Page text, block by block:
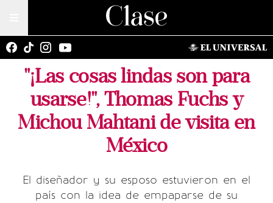
"¡Las cosas lindas son para
usarse!", Thomas Fuchs y
Michou Mahtani de visita en
México
El diseñador y su esposo estuvieron en el
país con la idea de empaparse de su